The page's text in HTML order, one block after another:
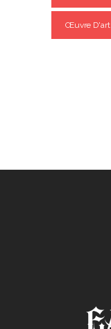
Œuvre D'art